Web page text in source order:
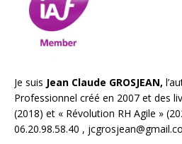
Je suis Jean Claude GROSJEAN,
Professionnel créé en 2007 et des
(2018) et « Révolution RH Agile »
06.20.98.58.40 ,